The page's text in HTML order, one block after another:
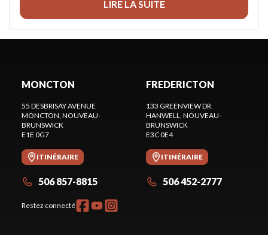
LIRE LA SUITE
MONCTON
55 DESBRISAY AVENUE
MONCTON, NOUVEAU-
BRUNSWICK
E1E 0G7
ITINÉRAIRE
506 857-8815
Restez connecté
FREDERICTON
133 GREENVIEW DR.
HANWELL, NOUVEAU-
BRUNSWICK
E3C 0E4
ITINÉRAIRE
506 452-2777